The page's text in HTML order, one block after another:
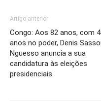
Artigo anterior
Congo: Aos 82 anos, com
anos no poder, Denis
Nguesso anuncia a sua
candidatura às eleições
presidenciais